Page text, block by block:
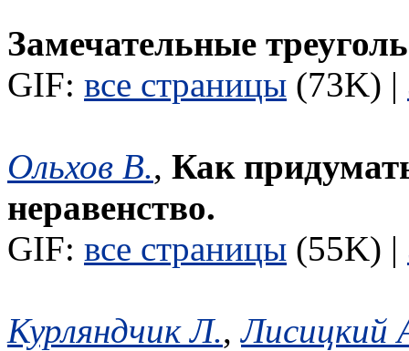
Замечательные
GIF: все страницы (73K) |
Ольхов В., Как
неравенство.
GIF: все страницы (55K) |
Курляндчик Л.,Лисицкий